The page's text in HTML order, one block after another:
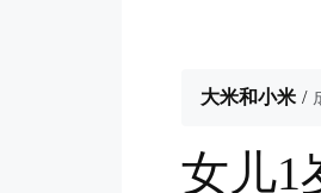
大米和小米 /
女儿1